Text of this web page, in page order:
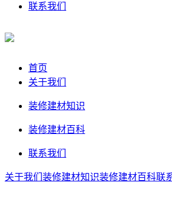
联系我们
首页
关于我们
装修建材知识
装修建材百科
联系我们
关于我们 装修建材知识装修建材百科联